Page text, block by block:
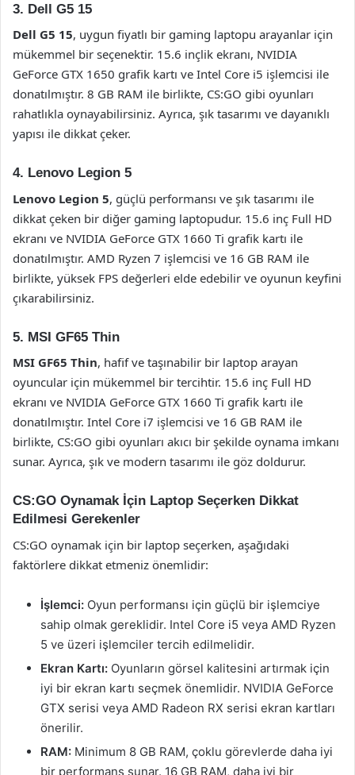
3. Dell G5 15
Dell G5 15, uygun fiyatlı bir gaming laptopu arayanlar için
mükemmel bir seçenektir. 15.6 inçlik ekranı, NVIDIA
GeForce GTX 1650 grafik kartı ve Intel Core i5 işlemcisi ile
donatılmıştır. 8 GB RAM ile birlikte, CS:GO gibi oyunları
rahatlıkla oynayabilirsiniz. Ayrıca, şık tasarımı ve dayanıklı
yapısı ile dikkat çeker.
4. Lenovo Legion 5
Lenovo Legion 5, güçlü performansı ve şık tasarımı ile
dikkat çeken bir diğer gaming laptopudur. 15.6 inç Full HD
ekranı ve NVIDIA GeForce GTX 1660 Ti grafik kartı ile
donatılmıştır. AMD Ryzen 7 işlemcisi ve 16 GB RAM ile
birlikte, yüksek FPS değerleri elde edebilir ve oyunun keyfini
çıkarabilirsiniz.
5. MSI GF65 Thin
MSI GF65 Thin, hafif ve taşınabilir bir laptop arayan
oyuncular için mükemmel bir tercihtir. 15.6 inç Full HD
ekranı ve NVIDIA GeForce GTX 1660 Ti grafik kartı ile
donatılmıştır. Intel Core i7 işlemcisi ve 16 GB RAM ile
birlikte, CS:GO gibi oyunları akıcı bir şekilde oynama imkanı
sunar. Ayrıca, şık ve modern tasarımı ile göz doldurur.
CS:GO Oynamak İçin Laptop Seçerken Dikkat
Edilmesi Gerekenler
CS:GO oynamak için bir laptop seçerken, aşağıdaki
faktörlere dikkat etmeniz önemlidir:
İşlemci: Oyun performansı için güçlü bir işlemciye
sahip olmak gereklidir. Intel Core i5 veya AMD Ryzen
5 ve üzeri işlemciler tercih edilmelidir.
Ekran Kartı: Oyunların görsel kalitesini artırmak için
iyi bir ekran kartı seçmek önemlidir. NVIDIA GeForce
GTX serisi veya AMD Radeon RX serisi ekran kartları
önerilir.
RAM: Minimum 8 GB RAM, çoklu görevlerde daha iyi
bir performans sunar. 16 GB RAM, daha iyi bir